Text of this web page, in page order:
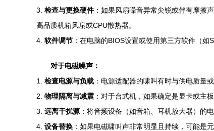
3. 检查与更换硬件：如果风扇噪音异常尖锐或伴有摩擦
高品质机箱风扇或CPU散热器。
4. 软件调节 ：在电脑的BIOS设置或使用第三方软件（
对于电磁噪声：
1. 检查电源与负载 ：电源适配器的啸叫有时与供电质量
2. 物理隔离与减震 ：对于台式机，如果确定是显卡或主
3. 远离干扰源 ：将音频设备（如音箱、耳机放大器）的
4. 设备替换 ：如果电磁啸叫声非常明显且持续，可能是